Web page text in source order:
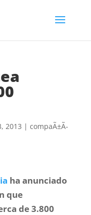
2013 | compaÃ±Ã­
ha anunciado
que
de 3.800